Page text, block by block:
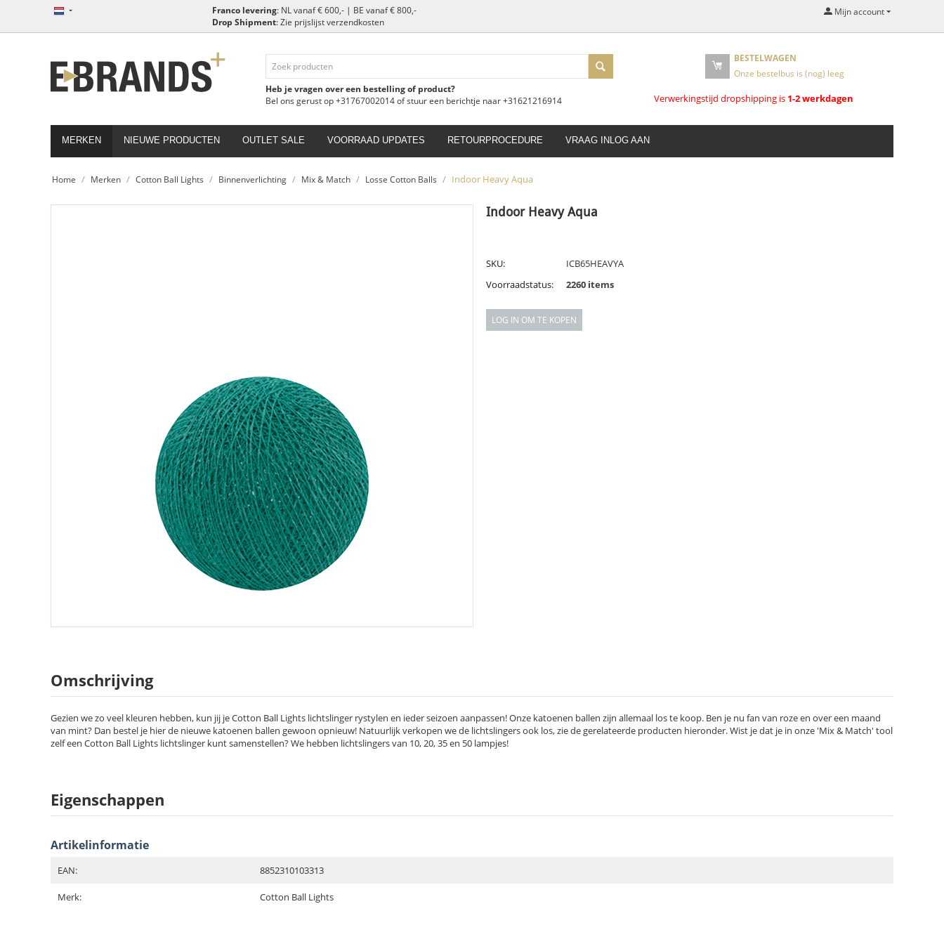
Franco levering: NL vanaf € 600,- | BE vanaf € 800,-
Drop Shipment: Zie prijslijst verzendkosten
Mijn account
Heb je vragen over een bestelling of product?
Bel ons gerust op +31767002014 of stuur een berichtje naar +31621216914
BESTELWAGEN
Onze bestelbus is (nog) leeg
Verwerkingstijd dropshipping is 1-2 werkdagen
MERKEN NIEUWE PRODUCTEN OUTLET SALE VOORRAAD UPDATES RETOURPROCEDURE VRAAG INLOG AAN
Home / Merken / Cotton Ball Lights / Binnenverlichting / Mix & Match / Losse Cotton Balls / Indoor Heavy Aqua
Indoor Heavy Aqua
SKU:
ICB65HEAVYA
Voorraadstatus:
2260 items
LOG IN OM TE KOPEN
Omschrijving
Gezien we zo veel kleuren hebben, kun jij je Cotton Ball Lights lichtslinger rystylen en ieder seizoen aanpassen! Onze katoenen ballen zijn allemaal los te koop. Ben je nu fan van roze en over een maand
van mint? Dan bestel je hier de nieuwe katoenen ballen gewoon opnieuw! Natuurlijk verkopen we de lichtslingers ook los, zie de gerelateerde producten hieronder. Wist je dat je in onze 'Mix & Match' tool
zelf een Cotton Ball Lights lichtslinger kunt samenstellen? We hebben lichtslingers van 10, 20, 35 en 50 lampjes!
Eigenschappen
Artikelinformatie
EAN: 8852310103313
Merk: Cotton Ball Lights